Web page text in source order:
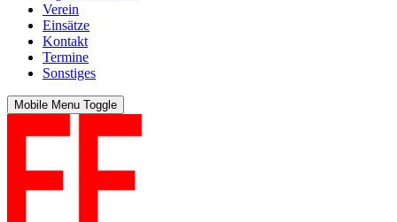
Verein
Einsätze
Kontakt
Termine
Sonstiges
Mobile Menu Toggle